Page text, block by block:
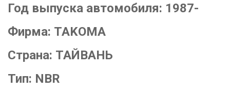
Год выпуска автомобиля: 1987-
Фирма: TAKOMA
Страна: ТАЙВАНЬ
Тип: NBR